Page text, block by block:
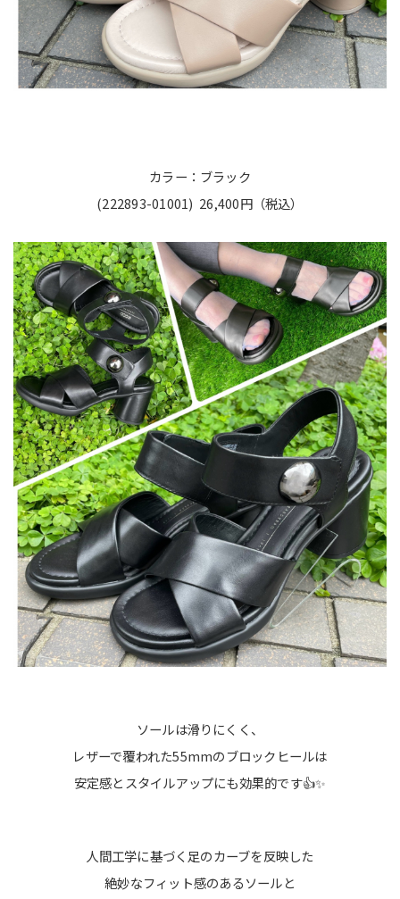
カラー：ブラック
(222893-01001) 26,400円（税込）
ソールは滑りにくく、
レザーで覆われた55mmのブロックヒールは
安定感とスタイルアップにも効果的です👍✨
人間工学に基づく足のカーブを反映した
絶妙なフィット感のあるソールと